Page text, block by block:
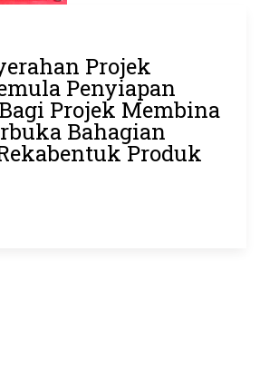
Projek
Penyiapan
Projek Membina
Bahagian
Produk